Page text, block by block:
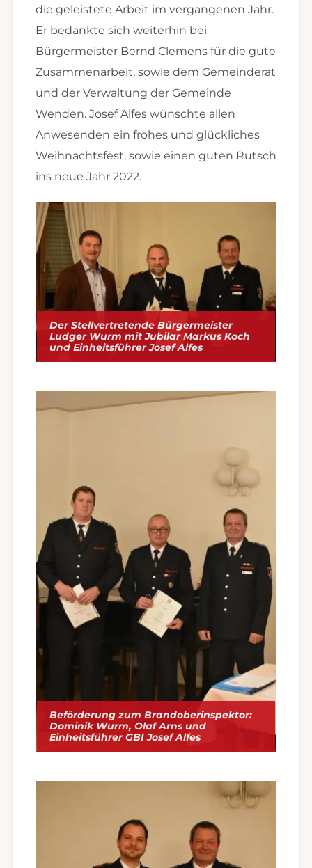
die geleistete Arbeit im vergangenen Jahr.
Er bedankte sich weiterhin bei
Bürgermeister Bernd Clemens für die gute
Zusammenarbeit, sowie dem Gemeinderat
und der Verwaltung der Gemeinde
Wenden. Josef Alfes wünschte allen
Anwesenden ein frohes und glückliches
Weihnachtsfest, sowie einen guten Rutsch
ins neue Jahr 2022.
Der Stellvertretende Bürgermeister
Ludger Wurm mit Jubilar Markus Koch
und Einheitsführer Josef Alfes
Beförderung zum Brandoberinspektor:
Dominik Wurm, Olaf Arns und
Einheitsführer GBI Josef Alfes